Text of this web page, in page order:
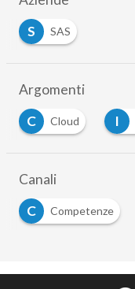
S
SAS
Argomenti
C
Cloud I
Canali
C
Competenze